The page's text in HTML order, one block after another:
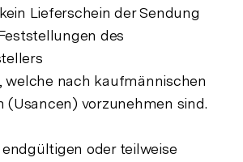
Lieferschein der Sendung
des
welche nach kaufmännischen
(Usancen) vorzunehmen sind.
oder teilweise